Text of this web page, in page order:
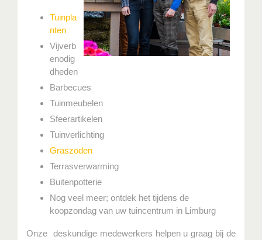
Tuinpla
nten
Vijverb
enodig
dheden
Barbecues
Tuinmeubelen
Sfeerartikelen
Tuinverlichting
Graszoden
Terrasverwarming
Buitenpotterie
Nog veel meer; ontdek het tijdens de
koopzondag van uw tuincentrum in Limburg
Onze deskundige medewerkers helpen u graag bij de